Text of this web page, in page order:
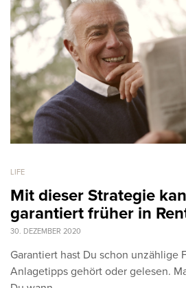
LIFE
Mit dieser Strategie
garantiert früher in
30. DEZEMBER 2020
Garantiert hast Du schon unzählige
Anlagetipps gehört oder gelesen.